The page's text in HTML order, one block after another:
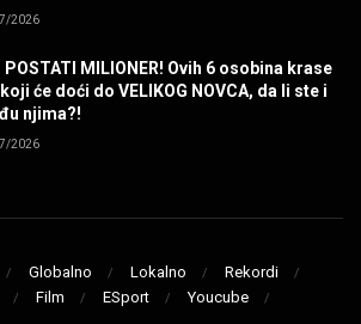
MAD DRUMMER!
2026
POSTATI MILIONER! Ovih 6 osobina krase
će doći do VELIKOG NOVCA, da li ste i
njima?!
2026
Globalno Lokalno
Rekordi
Film ESport
Youcube